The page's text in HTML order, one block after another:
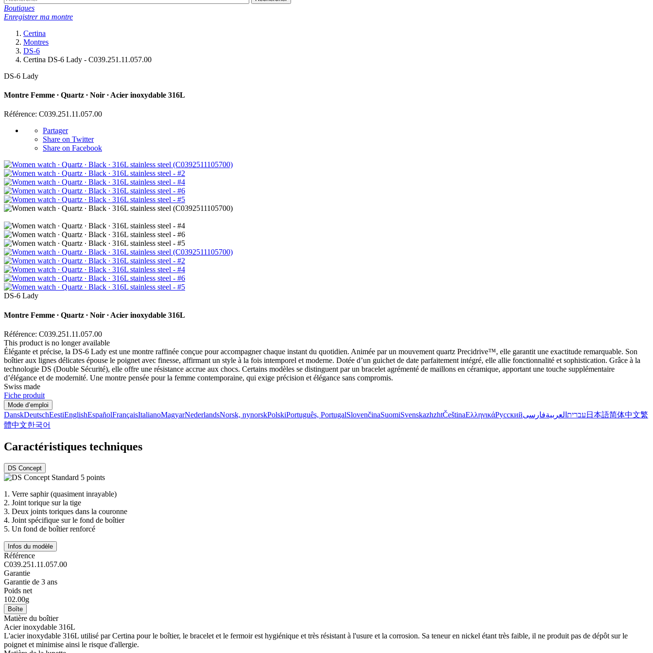
Boutiques
Enregistrer ma montre
Certina
Montres
DS-6
Certina DS-6 Lady - C039.251.11.057.00
DS-6 Lady
Montre Femme ∙ Quartz ∙ Noir ∙ Acier inoxydable 316L
Référence: C039.251.11.057.00
Partager
Share on Twitter
Share on Facebook
DS-6 Lady
Montre Femme ∙ Quartz ∙ Noir ∙ Acier inoxydable 316L
Référence: C039.251.11.057.00
This product is no longer available
Élégante et précise, la DS-6 Lady est une montre raffinée conçue pour accompagner chaque instant du quotidien. Animée par un mouvement quartz Precidrive™, elle garantit une exactitude remarquable. Son
boîtier aux lignes délicates épouse le poignet avec finesse, affirmant un style à la fois intemporel et moderne. Dotée d’un guichet de date parfaitement intégré, elle allie fonctionnalité et sophistication. Grâce à la
technologie DS (Double Sécurité), elle offre une résistance accrue aux chocs. Certains modèles se distinguent par un bracelet agrémenté de maillons en céramique, apportant une touche supplémentaire
d’élégance et de modernité. Une montre pensée pour la femme contemporaine, qui exige précision et élégance sans compromis.
Swiss made
Fiche produit
Mode d’emploi
DanskDeutschEestiEnglishEspañolFrançaisItalianoMagyarNederlandsNorsk, nynorskPolskiPortuguês, PortugalSlovenčinaSuomiSvenskazhzhtČeštinaΕλληνικάРусский עברית العربيةفارسی 日本語简体中文繁
體中文한국어
Caractéristiques techniques
DS Concept
1. Verre saphir (quasiment inrayable)
2. Joint torique sur la tige
3. Deux joints toriques dans la couronne
4. Joint spécifique sur le fond de boîtier
5. Un fond de boîtier renforcé
Infos du modèle
Référence
C039.251.11.057.00
Garantie
Garantie de 3 ans
Poids net
102.00g
Boîte
Matière du boîtier
Acier inoxydable 316L
L'acier inoxydable 316L utilisé par Certina pour le boîtier, le bracelet et le fermoir est hygiénique et très résistant à l'usure et la corrosion. Sa teneur en nickel étant très faible, il ne produit pas de dépôt sur le
poignet et minimise ainsi le risque d'allergie.